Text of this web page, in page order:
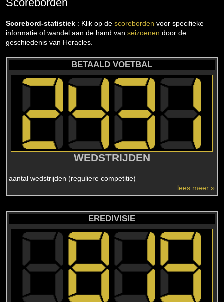
Scorebord-statistiek : Klik op de scoreborden voor specifieke
informatie of wandel aan de hand van seizoenen door de
geschiedenis van Heracles.
BETAALD VOETBAL
WEDSTRIJDEN
aantal wedstrijden (reguliere competitie)
lees meer »
EREDIVISIE